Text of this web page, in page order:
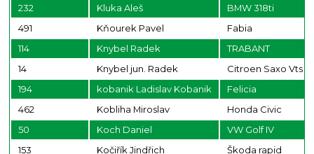
232
Kluka Aleš
BMW 318ti
491
Kňourek Pavel
Fabia
114
Knybel Radek
TRABANT
14
Knybel jun. Radek
Citroen Saxo Vts
194
kobanik Ladislav Kobanik
Felicia
462
Kobliha Miroslav
Honda Civic
50
Koch Daniel
VW Golf IV
153
Kočiřík Jindřich
Škoda rapid